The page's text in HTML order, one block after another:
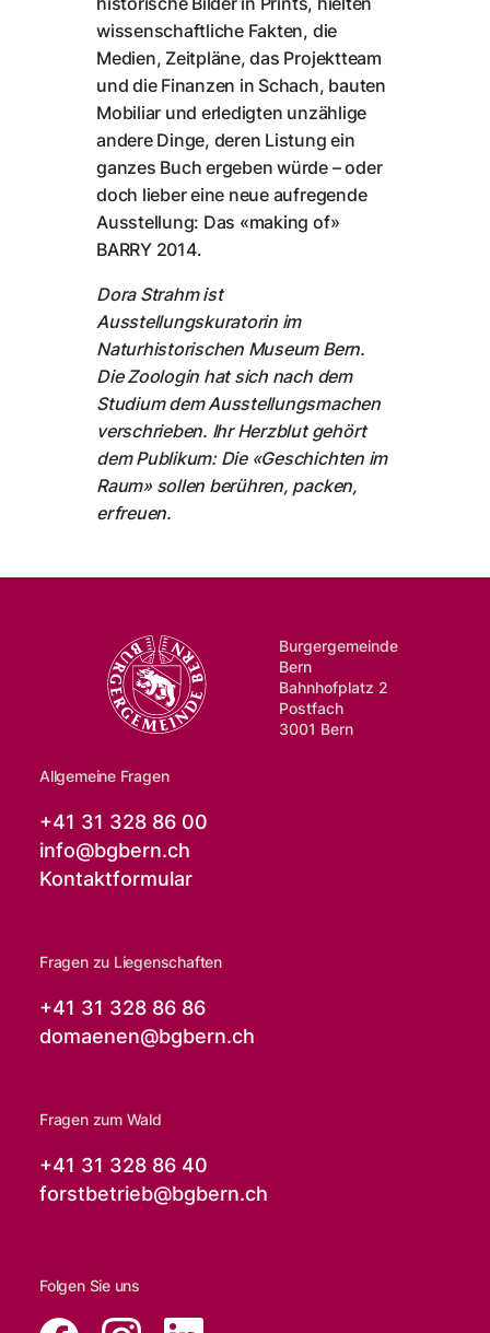
wissenschaftliche Fakten, die
Medien, Zeitpläne, das Projektteam
und die Finanzen in Schach, bauten
Mobiliar und erledigten unzählige
andere Dinge, deren Listung ein
ganzes Buch ergeben würde – oder
doch lieber eine neue aufregende
Ausstellung: Das «making of»
BARRY 2014.
Dora Strahm ist
Ausstellungskuratorin im
Naturhistorischen Museum Bern.
Die Zoologin hat sich nach dem
Studium dem Ausstellungsmachen
verschrieben. Ihr Herzblut gehört
dem Publikum: Die «Geschichten im
Raum» sollen berühren, packen,
erfreuen.
Burgergemeinde
Bern
Bahnhofplatz 2
Postfach
3001 Bern
Allgemeine Fragen
+41 31 328 86 00
info@bgbern.ch
Kontaktformular
Fragen zu Liegenschaften
+41 31 328 86 86
domaenen@bgbern.ch
Fragen zum Wald
+41 31 328 86 40
forstbetrieb@bgbern.ch
Folgen Sie uns